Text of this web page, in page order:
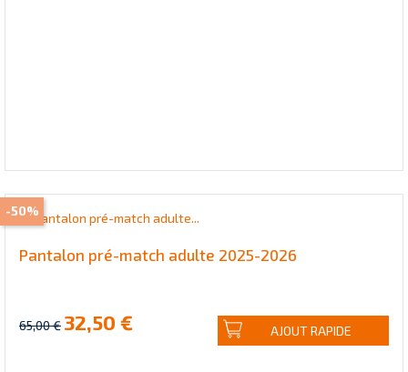
Pantalon pré-match adulte 2025-2026
65,00 € 32,50 € AJOUT RAPIDE
-50%